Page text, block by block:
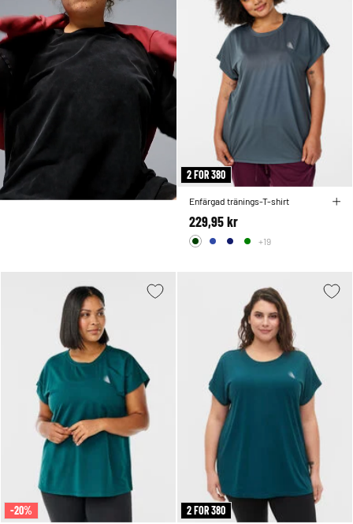
2 FOR 380
Enfärgad tränings-T-shirt
229,95 kr
+19
-20% 2 FOR 380